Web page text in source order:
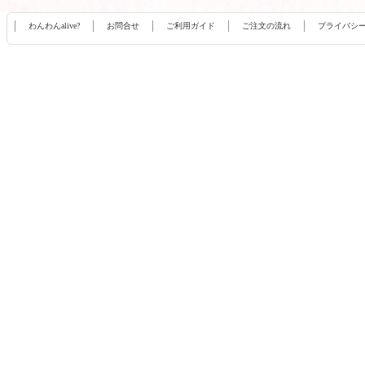
わんわんalive? お問合せ ご利用ガイド ご注文の流れ プライバシ